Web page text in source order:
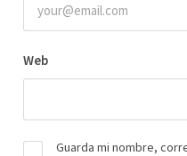
Web
Guarda mi nombre,